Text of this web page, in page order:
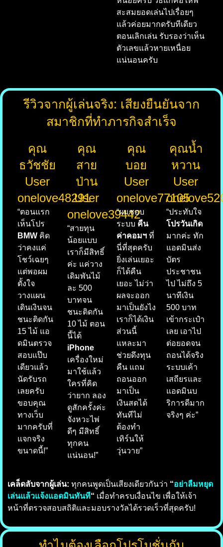
สะสมยอดเล่นไปเรื่อยๆ
แล้วค่อยมากดรับทีเดียว
ตอนเลิกเล่น รับรองว่าเห็น
ตัวเลขแล้วหายเหนื่อย
แน่นอนครับ
รีวิวจากผู้เล่นจริง: เสียงยืนยันจาก
สมาชิกที่ทำภารกิจสำเร็จ
คุณ
ธวัชชัย
User
onelove48291
“ตอนแรก
เห็นโปร
BMW คิด
ว่าคงแค่
โชว์เฉยๆ
แต่พอผม
ตั้งใจ
วางแผน
เดินเงินจน
ชนะติดกัน
15 ไม้ แอ
ดมินตรวจ
สอบแป๊บ
เดียวแล้ว
นัดรับรถ
เลยครับ
ขอบคุณ
ทางเว็บ
มากครับที่
แจกจริง
ขนาดนี้!”
คุณ
สาย
ป่าน
User
onelove39442
“สายทุน
น้อยแบบ
เราก็มีสิทธิ์
ค่ะ แค่วาง
เดิมพันไม้
ละ 500
บาทจน
ชนะติดกัน
10 ไม้ ตอน
นี้ได้
iPhone
เครื่องใหม่
มาใช้แล้ว
ใครที่คิด
ว่ายาก ลอง
ดูสักครั้งค่ะ
จังหวะไพ่
ดีๆ มีสิทธิ์
ทุกคน
แน่นอน!”
คุณ
บอย
User
onelove77105
“ผมชอบ
ระบบ คืน
ค่าคอมฯ ที่
นี่ที่สุดครับ
ยิ่งเล่นเยอะ
ก็ได้คืน
เยอะ ไม่ว่า
ผลจะออก
มาเป็นยังไง
เราก็ได้เงิน
ส่วนนี้
แหละมา
ช่วยดึงทุน
คืน แถม
ถอนออก
มาเป็น
เงินสดได้
ทันทีไม่
ต้องทำ
เทิร์นให้
วุ่นวาย”
คุณน้ำ
หวาน
User
“ประทับใจ
โปรวันเกิด
มากค่ะ ทัก
แอดมินส่ง
บัตร
ประชาชน
ไป ไม่ถึง 5
นาทีเงิน
500 บาท
เข้ากระเป๋า
เลย เอาไป
ต่อยอดจน
ถอนได้จริง
ระบบเค้า
เสถียรและ
แอดมินบ
ริการดีมาก
จริงๆ ค่ะ”
เคล็ดลับจากผู้เล่น: ทุกคนพูดเป็นเสียงเดียวกันว่า “อย่าลืมหยุด
เล่นแล้วแจ้งแอดมินทันที“ เมื่อทำครบเงื่อนไข เพื่อให้เจ้า
หน้าที่ตรวจสอบสถิติและมอบรางวัลได้รวดเร็วที่สุดครับ!